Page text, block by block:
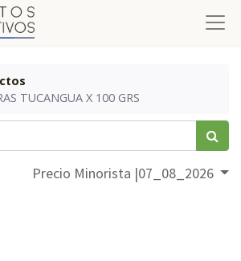
TUCANGUA X 100 GRS
Precio Minorista |07_08_2026